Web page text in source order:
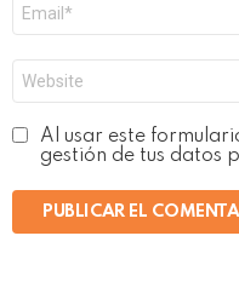
electrónico
*
Al usar este
gestión de tus datos